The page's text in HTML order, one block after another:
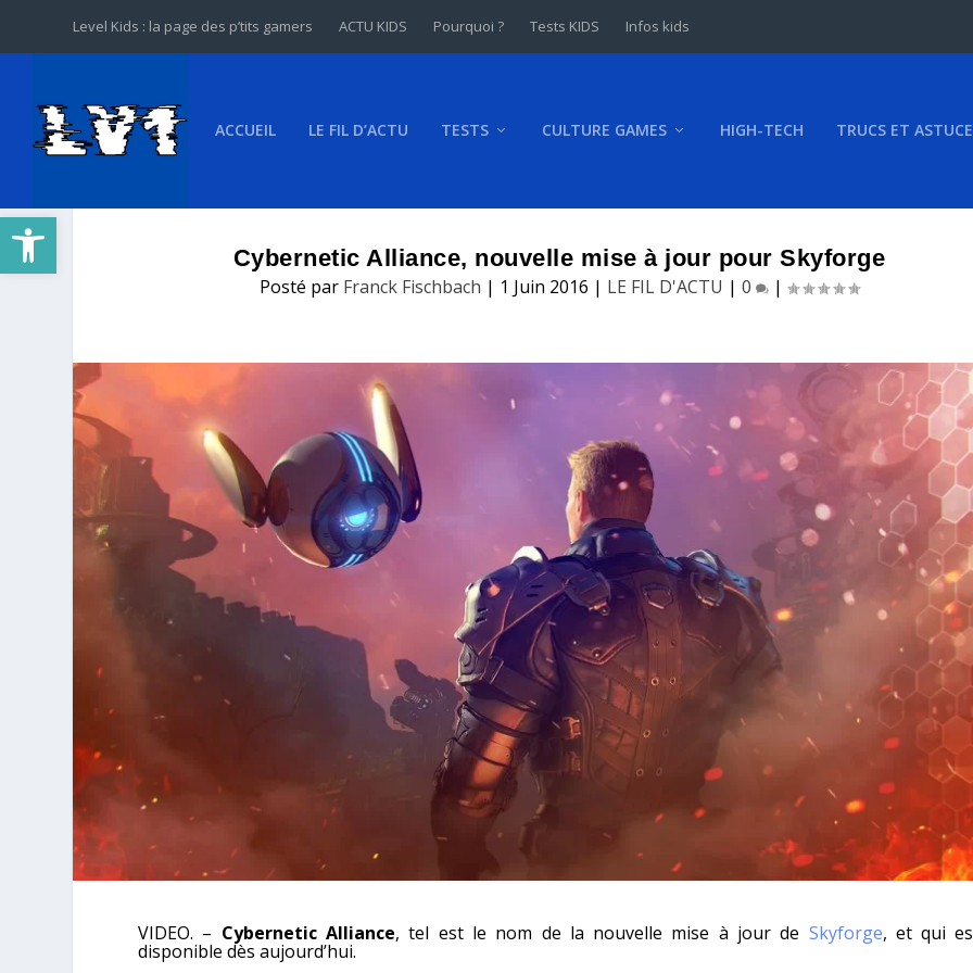
Ouvrir la barre d’outils
Level Kids : la page des p’tits gamers ACTU KIDS Pourquoi ? Tests KIDS Infos kids
ACCUEIL LE FIL D’ACTU TESTS CULTURE GAMES HIGH-TECH TRUCS ET
Cybernetic Alliance, nouvelle mise à jour pour Skyforge
Posté par Franck Fischbach | 1 Juin 2016 | LE FIL D'ACTU | 0 |
VIDEO. – Cybernetic Alliance, tel est le nom de la nouvelle mise à jour de Skyforge, et qui
disponible dès aujourd’hui.